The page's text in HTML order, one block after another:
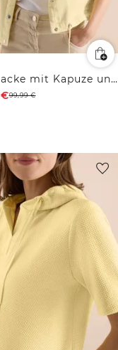
Jeansjacke mit Kapuze und Knöpfen
€99,99€